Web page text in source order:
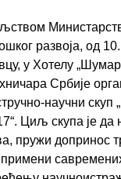
развоја, од
у Хотелу
Србије
научни скуп
Циљ скупа је да
пружи допринос